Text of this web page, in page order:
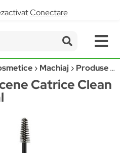
Conectare
Machiaj Produse stilizare sprancene
Catrice Clean